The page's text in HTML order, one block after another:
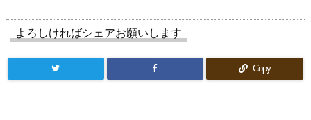
よろしければシェアお願いします
Copy